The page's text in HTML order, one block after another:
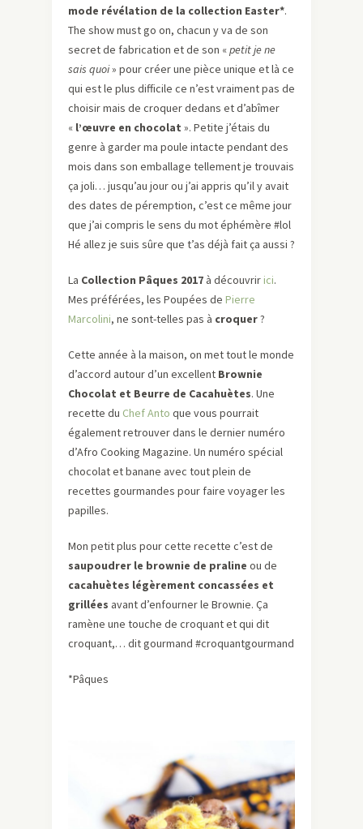
mode révélation de la collection Easter*.
The show must go on, chacun y va de son
secret de fabrication et de son «petit je ne
sais quoi» pour créer une pièce unique et là ce
qui est le plus difficile ce n’est vraiment pas de
choisir mais de croquer dedans et d’abîmer
« l’œuvre en chocolat ». Petite j’étais du
genre à garder ma poule intacte pendant des
mois dans son emballage tellement je trouvais
ça joli… jusqu’au jour ou j’ai appris qu’il y avait
des dates de péremption, c’est ce même jour
que j’ai compris le sens du mot éphémère #lol
Hé allez je suis sûre que t’as déjà fait ça aussi ?
La Collection Pâques 2017 à découvririci.
Mes préférées, les Poupées de Pierre
Marcolini, ne sont-telles pas à croquer?
Cette année à la maison, on met tout le monde
d’accord autour d’un excellent Brownie
Chocolat et Beurre de Cacahuètes. Une
recette du Chef Anto que vous pourrait
également retrouver dans le dernier numéro
d’Afro Cooking Magazine. Un numéro spécial
chocolat et banane avec tout plein de
recettes gourmandes pour faire voyager les
papilles.
Mon petit plus pour cette recette c’est de
saupoudrer le brownie de praline ou de
cacahuètes légèrement concassées et
grillées avant d’enfourner le Brownie. Ça
ramène une touche de croquant et qui dit
croquant,… dit gourmand #croquantgourmand
*Pâques